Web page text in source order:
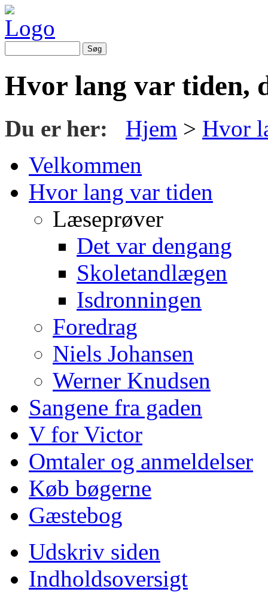
Hvor lang var tiden,
Du er her: Hjem > Hvor
Velkommen
Hvor lang var tiden
Læseprøver
Det var dengang
Skoletandlægen
Isdronningen
Foredrag
Niels Johansen
Werner Knudsen
Sangene fra gaden
V for Victor
Omtaler og anmeldelser
Køb bøgerne
Gæstebog
Udskriv siden
Indholdsoversigt